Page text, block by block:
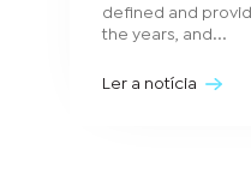
defined and
the years, and...
Ler a notícia